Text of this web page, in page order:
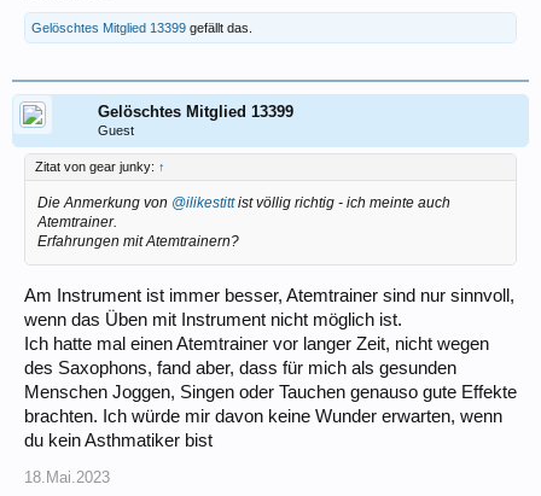
Gelöschtes Mitglied 13399 gefällt das.
Gelöschtes Mitglied 13399
Guest
Zitat von gear junky: ↑
Die Anmerkung von @ilikestittist völlig richtig - ich meinte auch
Atemtrainer.
Erfahrungen mit Atemtrainern?
Am Instrument ist immer besser, Atemtrainer sind nur sinnvoll,
wenn das Üben mit Instrument nicht möglich ist.
Ich hatte mal einen Atemtrainer vor langer Zeit, nicht wegen
des Saxophons, fand aber, dass für mich als gesunden
Menschen Joggen, Singen oder Tauchen genauso gute Effekte
brachten. Ich würde mir davon keine Wunder erwarten, wenn
du kein Asthmatiker bist
18.Mai.2023